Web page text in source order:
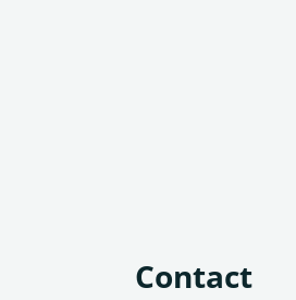
Contact